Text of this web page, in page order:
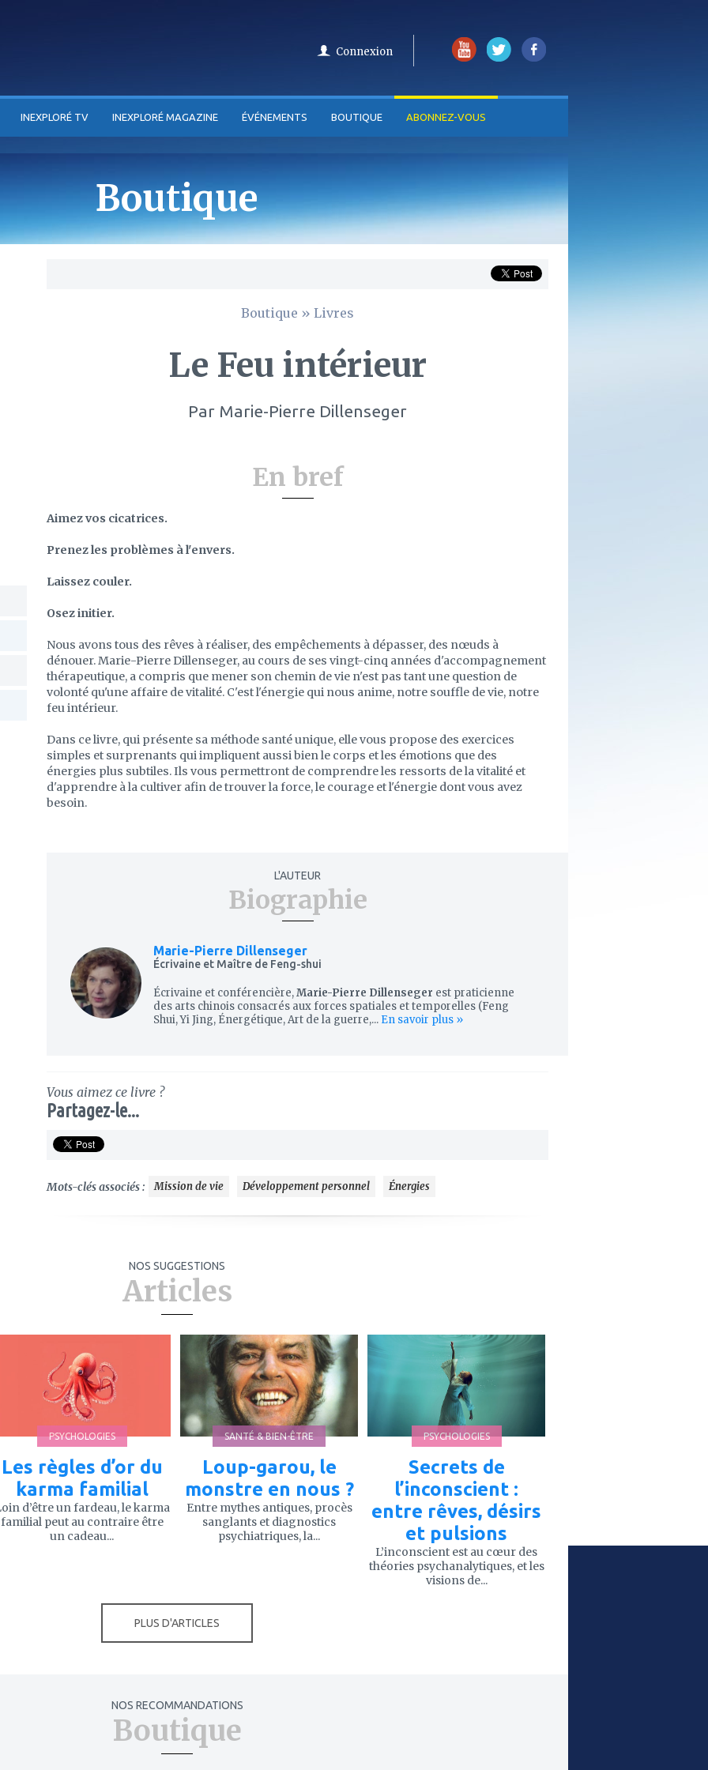
Connexion
INEXPLORÉ TV INEXPLORÉ MAGAZINE ÉVÉNEMENTS BOUTIQUE ABONNEZ-VOUS
Boutique
Boutique » Livres
Le Feu intérieur
Par Marie-Pierre Dillenseger
En bref
Aimez vos cicatrices.
Prenez les problèmes à l'envers.
Laissez couler.
Osez initier.
Nous avons tous des rêves à réaliser, des empêchements à dépasser, des nœuds à
dénouer. Marie-Pierre Dillenseger, au cours de ses vingt-cinq années d'accompagnement
thérapeutique, a compris que mener son chemin de vie n'est pas tant une question de
volonté qu'une affaire de vitalité. C'est l'énergie qui nous anime, notre souffle de vie, notre
feu intérieur.
Dans ce livre, qui présente sa méthode santé unique, elle vous propose des exercices
simples et surprenants qui impliquent aussi bien le corps et les émotions que des
énergies plus subtiles. Ils vous permettront de comprendre les ressorts de la vitalité et
d'apprendre à la cultiver afin de trouver la force, le courage et l'énergie dont vous avez
besoin.
L'AUTEUR
Biographie
Marie-Pierre Dillenseger
Écrivaine et Maître de Feng-shui
Écrivaine et conférencière,Marie-Pierre Dillenseger est praticienne
des arts chinois consacrés aux forces spatiales et temporelles (Feng
Shui, Yi Jing, Énergétique, Art de la guerre,... En savoir plus »
Vous aimez ce livre ?
Partagez-le...
Mots-clés associés : Mission de vie Développement personnel Énergies
NOS SUGGESTIONS
Articles
PSYCHOLOGIES
Les règles d’or du
karma familial
d’être un fardeau, le karma
familial peut au contraire être
un cadeau...
mes
favoris
SANTÉ & BIEN-ÊTRE
Loup-garou, le
monstre en nous ?
Entre mythes antiques, procès
sanglants et diagnostics
psychiatriques, la...
PSYCHOLOGIES
Secrets de
l’inconscient :
entre rêves, désirs
et pulsions
L’inconscient est au cœur des
théories psychanalytiques, et les
visions de...
PLUS D'ARTICLES
NOS RECOMMANDATIONS
Boutique